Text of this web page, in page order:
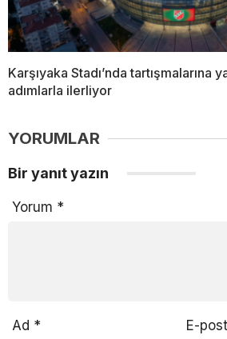
Karşıyaka Stadı’nda tartışmalarına
adımlarla ilerliyor
YORUMLAR
Bir yanıt yazın
Yorum *
Ad * E-